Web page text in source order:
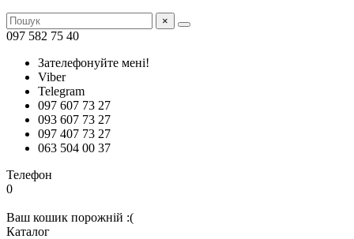
×
097 582 75 40
Зателефонуйте мені!
Viber
Telegram
097 607 73 27
093 607 73 27
097 407 73 27
063 504 00 37
Телефон
0
Ваш кошик порожній :(
Каталог